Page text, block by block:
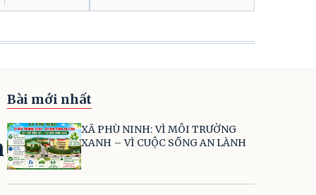
Bài mới nhất
XÃ PHÙ NINH: VÌ MÔI TRƯỜNG
XANH – VÌ CUỘC SỐNG AN LÀNH